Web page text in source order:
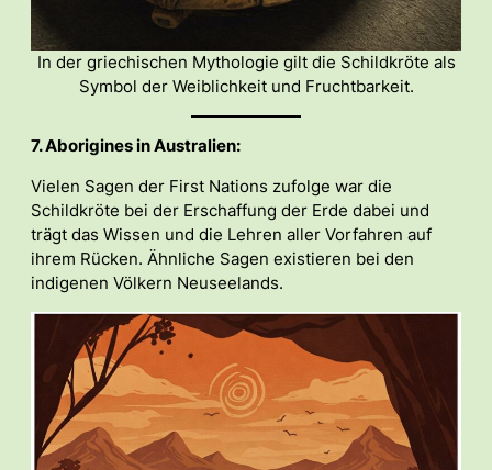
In der griechischen Mythologie gilt die Schildkröte als
Symbol der Weiblichkeit und Fruchtbarkeit.
7. Aborigines in Australien:
Vielen Sagen der First Nations zufolge war die
Schildkröte bei der Erschaffung der Erde dabei und
trägt das Wissen und die Lehren aller Vorfahren auf
ihrem Rücken. Ähnliche Sagen existieren bei den
indigenen Völkern Neuseelands.